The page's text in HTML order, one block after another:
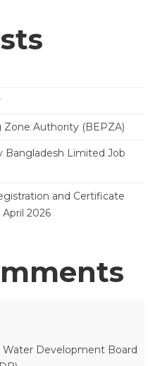
Zone Authority (BEPZA)
Bangladesh Limited Job
and Certificate
2026
Water Development Board